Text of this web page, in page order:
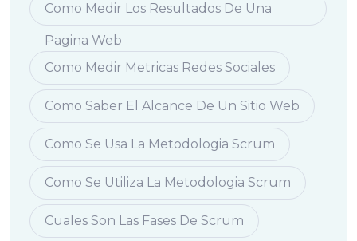
Como Medir Los Resultados De Una
Pagina Web
Como Medir Metricas Redes Sociales
Como Saber El Alcance De Un Sitio Web
Como Se Usa La Metodologia Scrum
Como Se Utiliza La Metodologia Scrum
Cuales Son Las Fases De Scrum